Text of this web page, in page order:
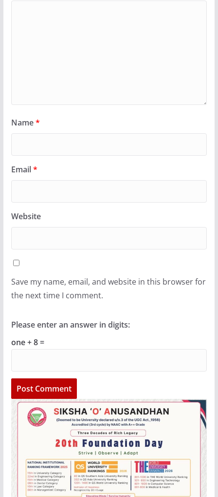
Name*
Email*
Website
Save my name, email, and website in this browser for
the next time I comment.
Please enter an answer in digits:
one + 8 =